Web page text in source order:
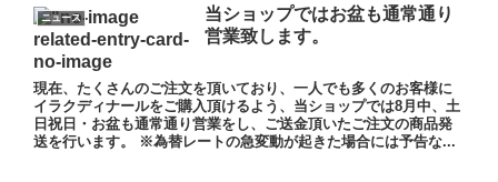
ニュース
当ショップではお盆も通常通り
営業致します。
現在、たくさんのご注文を頂いており、一人でも多くのお客様に
イラクディナールをご購入頂けるよう、当ショップでは8月中、土
日祝日・お盆も通常通り営業をし、ご送金頂いたご注文の商品発
送を行います。 ※為替レートの急変動が起きた場合には予告な...